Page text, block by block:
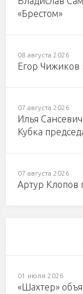
«Брестом»
08 августа 2026
Егор Чижиков
07 августа 2026
Илья
Кубка
07 августа 2026
Артур Клопов
01 июля 2026
«Шахтер»